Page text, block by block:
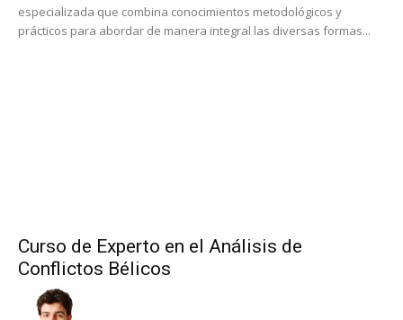
especializada que combina conocimientos metodológicos y
prácticos para abordar de manera integral las diversas formas...
Curso de Experto en el Análisis de
Conflictos Bélicos